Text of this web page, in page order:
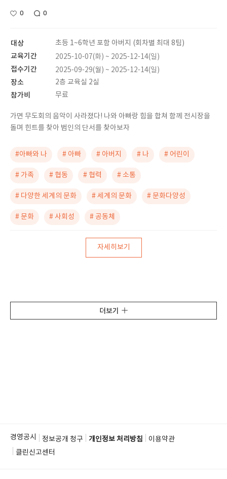
0 0
대상 초등 1~6학년 포함 아버지 (회차별 최대 8팀)
교육기간 2025-10-07(화) ~ 2025-12-14(일)
접수기간 2025-09-29(월) ~ 2025-12-14(일)
장소 2층 교육실 2실
참가비 무료
가면 무도회의 음악이 사라졌다! 나와 아빠랑 힘을 합쳐 함께 전시장을
돌며 힌트를 찾아 범인의 단서를 찾아보자
#아빠와 나 # 아빠 # 아버지 # 나 # 어린이
# 가족 # 협동 # 협력 # 소통
# 다양한 세계의 문화 # 세계의 문화 # 문화다양성
# 문화 # 사회성 # 공동체
자세히보기
더보기
경영공시 정보공개 청구 개인정보 처리방침
이용약관
클린신고센터